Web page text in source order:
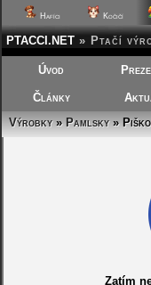
Hafíci Kočičí
PTACCI.NET » Ptačí
Úvod
Články
Výrobky»Pamlsky»
Zatím